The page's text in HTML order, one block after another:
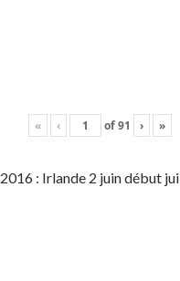
« ‹ of91 › »
2016 : Irlande 2 juin début